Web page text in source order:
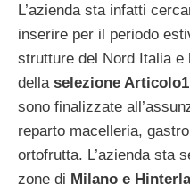
L’azienda sta infatti
inserire per il periodo
strutture del Nord Italia e
della selezione
sono finalizzate
reparto macelleria,
ortofrutta. L’azienda sta
zone di Milano e